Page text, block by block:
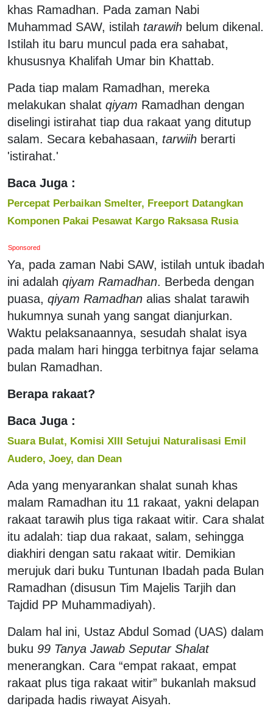
khas Ramadhan. Pada zaman Nabi
Muhammad SAW, istilah tarawih belum dikenal.
Istilah itu baru muncul pada era sahabat,
khususnya Khalifah Umar bin Khattab.
Pada tiap malam Ramadhan, mereka
melakukan shalat qiyam Ramadhan dengan
diselingi istirahat tiap dua rakaat yang ditutup
salam. Secara kebahasaan, tarwiih berarti
'istirahat.'
Baca Juga :
Percepat Perbaikan Smelter, Freeport Datangkan
Komponen Pakai Pesawat Kargo Raksasa Rusia
Sponsored
Ya, pada zaman Nabi SAW, istilah untuk ibadah
ini adalah qiyam Ramadhan. Berbeda dengan
puasa, qiyam Ramadhan alias shalat tarawih
hukumnya sunah yang sangat dianjurkan.
Waktu pelaksanaannya, sesudah shalat isya
pada malam hari hingga terbitnya fajar selama
bulan Ramadhan.
Berapa rakaat?
Baca Juga :
Suara Bulat, Komisi XIII Setujui Naturalisasi Emil
Audero, Joey, dan Dean
Ada yang menyarankan shalat sunah khas
malam Ramadhan itu 11 rakaat, yakni delapan
rakaat tarawih plus tiga rakaat witir. Cara shalat
itu adalah: tiap dua rakaat, salam, sehingga
diakhiri dengan satu rakaat witir. Demikian
merujuk dari buku Tuntunan Ibadah pada Bulan
Ramadhan (disusun Tim Majelis Tarjih dan
Tajdid PP Muhammadiyah).
Dalam hal ini, Ustaz Abdul Somad (UAS) dalam
buku 99 Tanya Jawab Seputar Shalat
menerangkan. Cara “empat rakaat, empat
rakaat plus tiga rakaat witir” bukanlah maksud
daripada hadis riwayat Aisyah.